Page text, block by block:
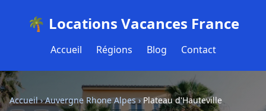
🌴 Locations Vacances France
Accueil Régions Blog Contact
Accueil›Auvergne Rhone Alpes›Plateau d'Hauteville